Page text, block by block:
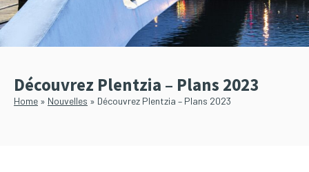
Découvrez Plentzia – Plans 2023
Home » Nouvelles » Découvrez Plentzia – Plans 2023